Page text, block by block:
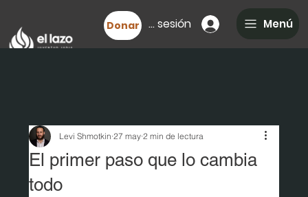
Iniciar sesión Menú
Donar
El primer paso que lo cambia
todo
Levi Shmotkin 27 may 2 min de lectura